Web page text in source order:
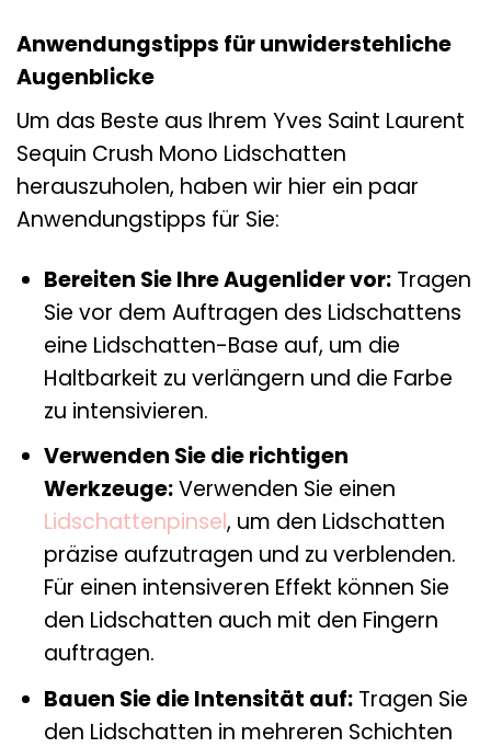
Anwendungstipps für unwiderstehliche
Augenblicke
Um das Beste aus Ihrem Yves Saint Laurent
Sequin Crush Mono Lidschatten
herauszuholen, haben wir hier ein paar
Anwendungstipps für Sie:
Bereiten Sie Ihre Augenlider vor:Tragen
Sie vor dem Auftragen des Lidschattens
eine Lidschatten-Base auf, um die
Haltbarkeit zu verlängern und die Farbe
zu intensivieren.
Verwenden Sie die richtigen
Werkzeuge:Verwenden Sie einen
Lidschattenpinsel, um den Lidschatten
präzise aufzutragen und zu verblenden.
Für einen intensiveren Effekt können Sie
den Lidschatten auch mit den Fingern
auftragen.
Bauen Sie die Intensität auf:Tragen Sie
den Lidschatten in mehreren Schichten